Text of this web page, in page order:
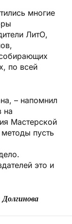
многие
ЛитО,
по всей
– напомнил
на
Мастерской
пусть
это и